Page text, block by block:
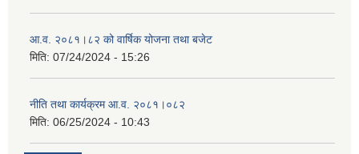
आ.व. २०८१।८२ को वार्षिक योजना तथा बजेट
मिति: 07/24/2024 - 15:26
नीति तथा कार्यक्रम आ.व. २०८१।०८२
मिति: 06/25/2024 - 10:43